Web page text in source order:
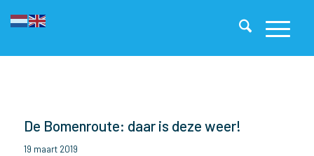
De Bomenroute: daar is deze weer!
19 maart 2019